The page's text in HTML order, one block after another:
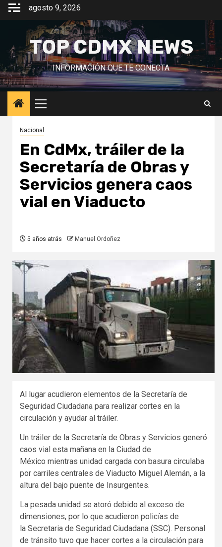
Saltar
contenido
agosto 9, 2026
TOP CDMX NEWS
INFORMACIÓN QUE TE CONECTA
Menú
principal
Nacional
En CdMx, tráiler de la
Secretaría de Obras y
Servicios genera caos
vial en Viaducto
5 años atrás Manuel Ordoñez
Al lugar acudieron elementos de la Secretaría de
Seguridad Ciudadana para realizar cortes en la
circulación y ayudar al tráiler.
Un tráiler de la Secretaría de Obras y Servicios generó
caos vial esta mañana en la Ciudad de
México mientras unidad cargada con basura circulaba
por carriles centrales de Viaducto Miguel Alemán, a la
altura del bajo puente de Insurgentes.
La pesada unidad se atoró debido al exceso de
dimensiones, por lo que acudieron policías de
la Secretaria de Seguridad Ciudadana (SSC). Personal
de tránsito tuvo que hacer cortes a la circulación para